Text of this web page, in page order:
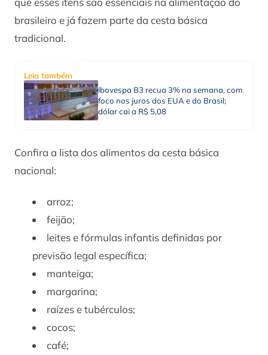
brasileiro e já fazem parte da cesta básica
tradicional.
Leia também
Ibovespa B3 recua 3% na semana, com
foco nos juros dos EUA e do Brasil;
dólar cai a R$ 5,08
Confira a lista dos alimentos da cesta básica
nacional:
arroz;
feijão;
leites e fórmulas infantis definidas por
previsão legal específica;
manteiga;
margarina;
raízes e tubérculos;
cocos;
café;